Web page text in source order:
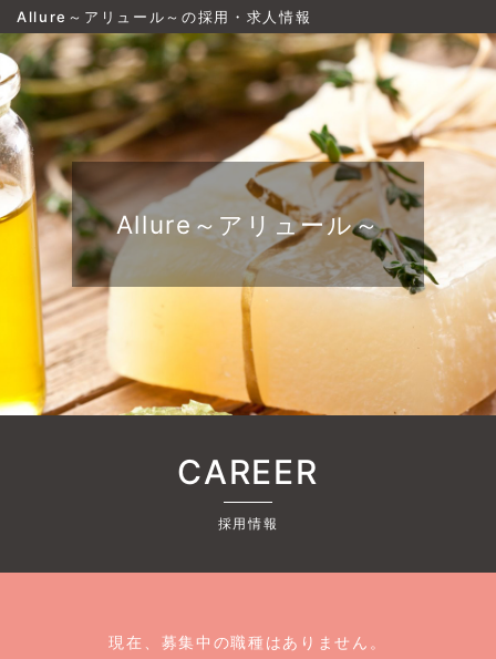
Allure～アリュール～の採用・求人情報
Allure～アリュール～
CAREER
採用情報
現在、募集中の職種はありません。